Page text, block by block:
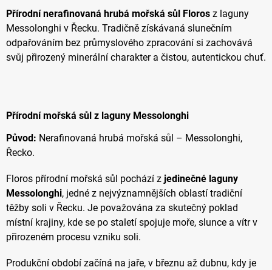
Přírodní nerafinovaná hrubá mořská sůl Floros z laguny
Messolonghi v Řecku. Tradičně získávaná slunečním
odpařováním bez průmyslového zpracování si zachovává
svůj přirozený minerální charakter a čistou, autentickou chuť.
Přírodní mořská sůl z laguny Messolonghi
Původ: Nerafinovaná hrubá mořská sůl – Messolonghi,
Řecko.
Floros přírodní mořská sůl pochází z jedinečné laguny
Messolonghi, jedné z nejvýznamnějších oblastí tradiční
těžby soli v Řecku. Je považována za skutečný poklad
místní krajiny, kde se po staletí spojuje moře, slunce a vítr v
přirozeném procesu vzniku soli.
Produkční období začíná na jaře, v březnu až dubnu, kdy je